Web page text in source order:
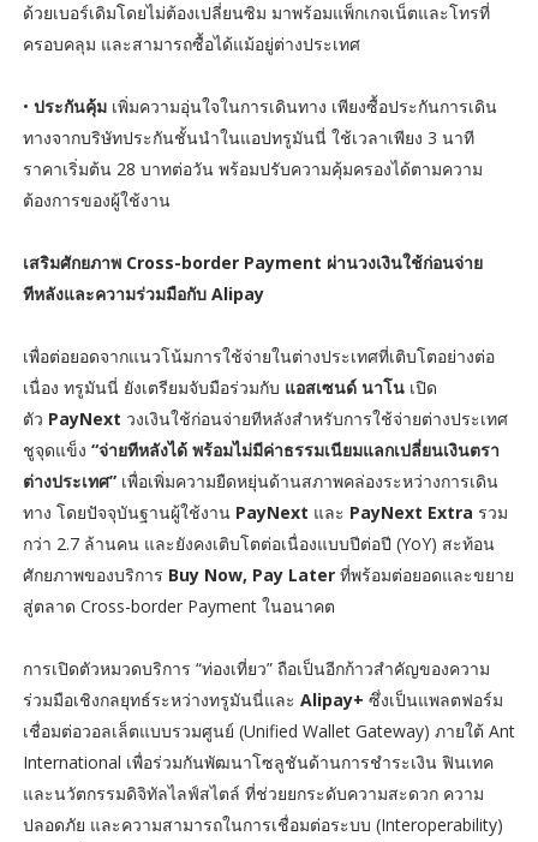
ด้วยเบอร์เดิมโดยไม่ต้องเปลี่ยนซิม มาพร้อมแพ็กเกจเน็ตและโทรที่
ครอบคลุม และสามารถซื้อได้แม้อยู่ต่างประเทศ
• ประกันคุ้มเพิ่มความอุ่นใจในการเดินทาง เพียงซื้อประกันการเดิน
ทางจากบริษัทประกันชั้นนำในแอปทรูมันนี่ ใช้เวลาเพียง 3 นาที
ราคาเริ่มต้น 28 บาทต่อวัน พร้อมปรับความคุ้มครองได้ตามความ
ต้องการของผู้ใช้งาน
เสริมศักยภาพ Cross-border Payment ผ่านวงเงินใช้ก่อนจ่าย
ทีหลังและความร่วมมือกับ Alipay
เพื่อต่อยอดจากแนวโน้มการใช้จ่ายในต่างประเทศที่เติบโตอย่างต่อ
เนื่อง ทรูมันนี่ ยังเตรียมจับมือร่วมกับ แอสเซนด์ นาโน เปิด
ตัว PayNext วงเงินใช้ก่อนจ่ายทีหลังสำหรับการใช้จ่ายต่างประเทศ
ชูจุดแข็ง “จ่ายทีหลังได้ พร้อมไม่มีค่าธรรมเนียมแลกเปลี่ยนเงินตรา
ต่างประเทศ”เพื่อเพิ่มความยืดหยุ่นด้านสภาพคล่องระหว่างการเดิน
ทาง โดยปัจจุบันฐานผู้ใช้งาน PayNext และ PayNext Extra รวม
กว่า 2.7 ล้านคน และยังคงเติบโตต่อเนื่องแบบปีต่อปี (YoY) สะท้อน
ศักยภาพของบริการ Buy Now, Pay Laterที่พร้อมต่อยอดและขยาย
สู่ตลาด Cross-border Payment ในอนาคต
การเปิดตัวหมวดบริการ “ท่องเที่ยว” ถือเป็นอีกก้าวสำคัญของความ
ร่วมมือเชิงกลยุทธ์ระหว่างทรูมันนี่และ Alipay+ ซึ่งเป็นแพลตฟอร์ม
เชื่อมต่อวอลเล็ตแบบรวมศูนย์ (Unified Wallet Gateway) ภายใต้ Ant
International เพื่อร่วมกันพัฒนาโซลูชันด้านการชำระเงิน ฟินเทค
และนวัตกรรมดิจิทัลไลฟ์สไตล์ ที่ช่วยยกระดับความสะดวก ความ
ปลอดภัย และความสามารถในการเชื่อมต่อระบบ (Interoperability)